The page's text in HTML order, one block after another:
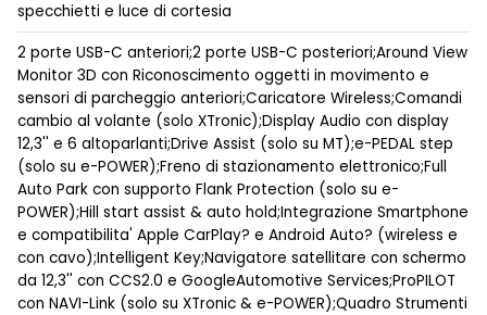
specchietti e luce di cortesia
2 porte USB-C anteriori;2 porte USB-C posteriori;Around View
Monitor 3D con Riconoscimento oggetti in movimento e
sensori di parcheggio anteriori;Caricatore Wireless;Comandi
cambio al volante (solo XTronic);Display Audio con display
12,3'' e 6 altoparlanti;Drive Assist (solo su MT);e-PEDAL step
(solo su e-POWER);Freno di stazionamento elettronico;Full
Auto Park con supporto Flank Protection (solo su e-
POWER);Hill start assist & auto hold;Integrazione Smartphone
e compatibilita' Apple CarPlay? e Android Auto? (wireless e
con cavo);Intelligent Key;Navigatore satellitare con schermo
da 12,3'' con CCS2.0 e GoogleAutomotive Services;ProPILOT
con NAVI-Link (solo su XTronic & e-POWER);Quadro Strumenti